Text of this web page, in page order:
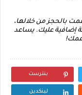
بالحجز من خلالها،
إضافية عليك. يساعد
بنترست
لينكدين